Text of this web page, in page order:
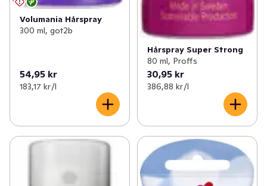
Volumania Hårspray
300 ml, got2b
54,95 kr
183,17 kr /l
Hårspray Super Strong
80 ml, Proffs
30,95 kr
386,88 kr /l